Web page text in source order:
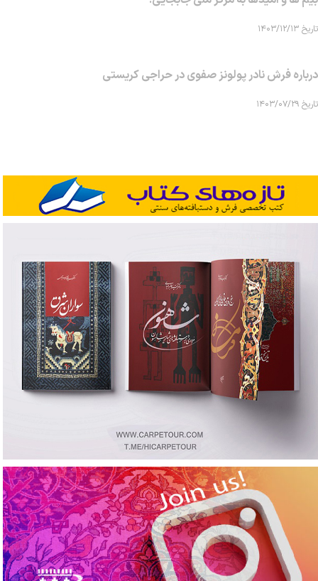
تاریخ ۱۴۰۳/۱۲/۱۳
درباره فرش نادر پولونز صفوی در حراجی کریستی
تاریخ ۱۴۰۳/۰۷/۲۹